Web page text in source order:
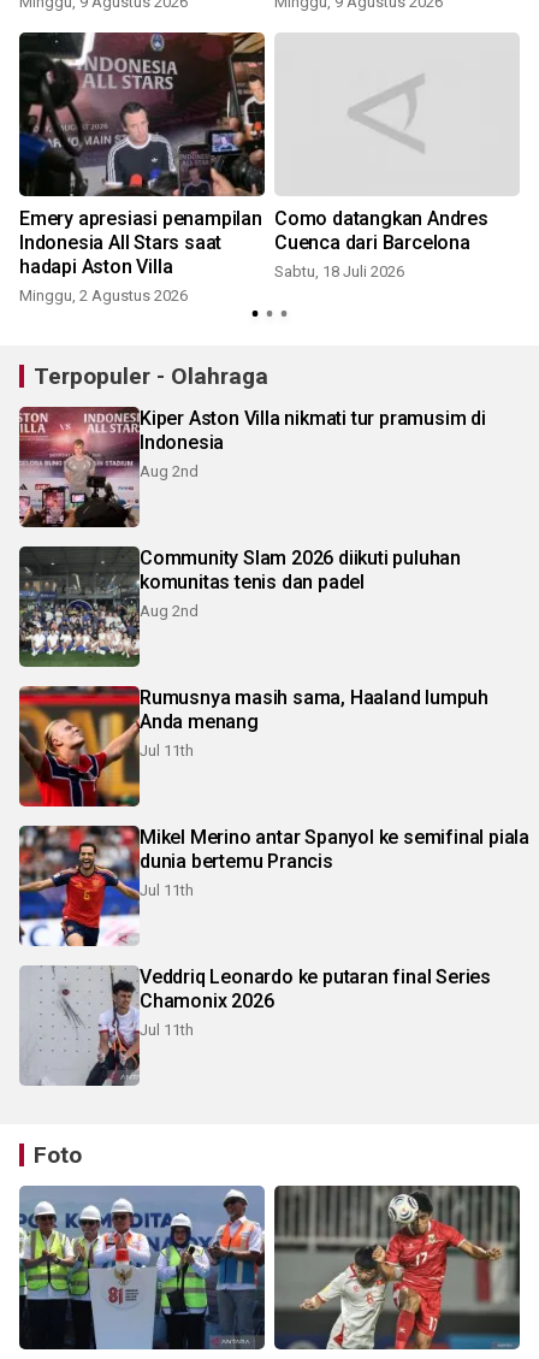
Emery apresiasi penampilan
Indonesia All Stars saat
hadapi Aston Villa
Minggu, 2 Agustus 2026
Como datangkan Andres
Cuenca dari Barcelona
Sabtu, 18 Juli 2026
Terpopuler - Olahraga
Kiper Aston Villa nikmati tur pramusim di
Indonesia
Aug 2nd
Community Slam 2026 diikuti puluhan
komunitas tenis dan padel
Aug 2nd
Rumusnya masih sama, Haaland lumpuh
Anda menang
Jul 11th
Mikel Merino antar Spanyol ke semifinal piala
dunia bertemu Prancis
Jul 11th
Veddriq Leonardo ke putaran final Series
Chamonix 2026
Jul 11th
Foto